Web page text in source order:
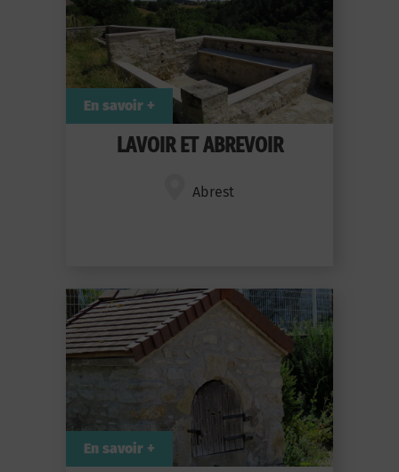
LAVOIR ET ABREVOIR
Abrest
En savoir +
En savoir +